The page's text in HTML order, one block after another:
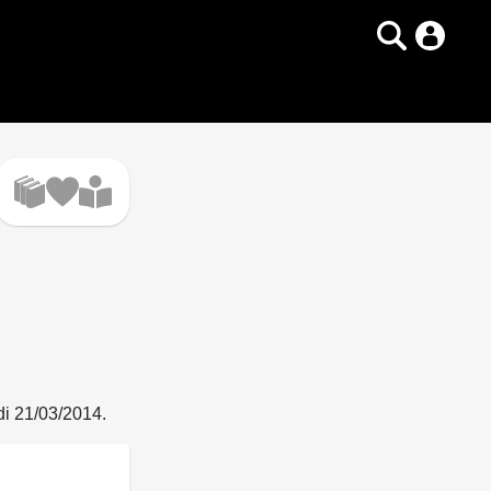
21/03/2014.